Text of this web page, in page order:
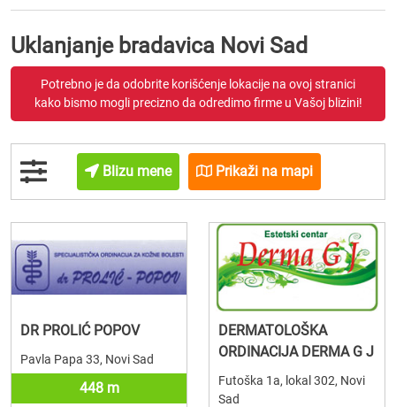
Uklanjanje bradavica Novi Sad
Potrebno je da odobrite korišćenje lokacije na ovoj stranici
kako bismo mogli precizno da odredimo firme u Vašoj blizini!
Blizu mene Prikaži na mapi
DR PROLIĆ POPOV
Pavla Papa 33, Novi Sad
448 m
DERMATOLOŠKA
ORDINACIJA DERMA G J
Futoška 1a, lokal 302, Novi
Sad